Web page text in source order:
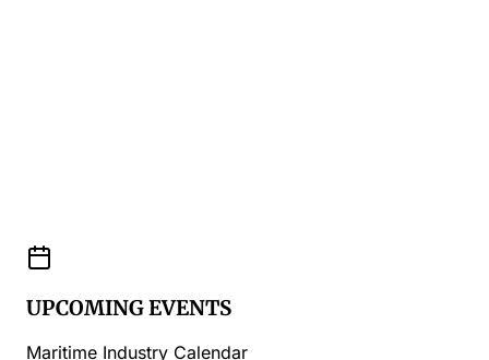
UPCOMING EVENTS
Maritime Industry Calendar